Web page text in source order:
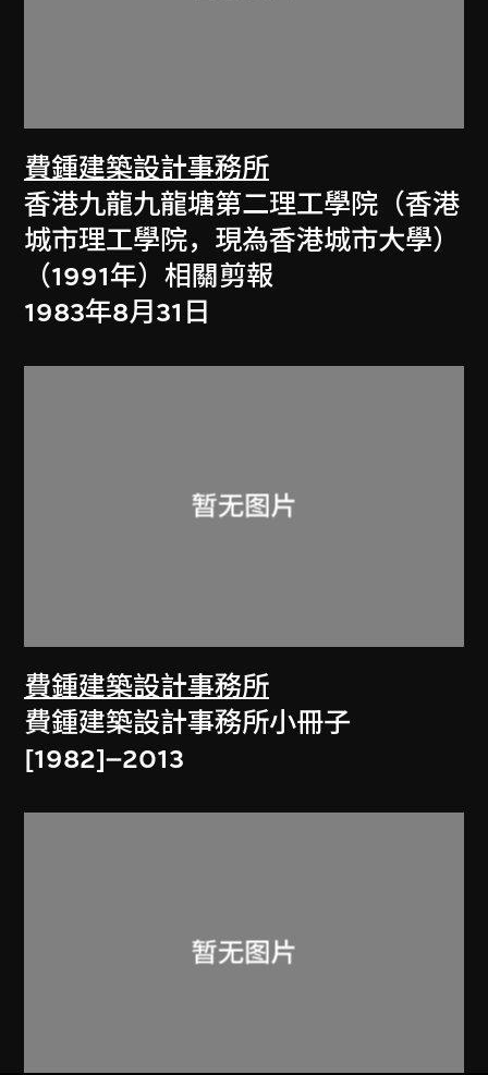
費鍾建築設計事務所
香港九龍九龍塘第二理工學院（香港
城市理工學院，現為香港城市大學）
（1991年）相關剪報
1983年8月31日
費鍾建築設計事務所
費鍾建築設計事務所小冊子
[1982]–2013